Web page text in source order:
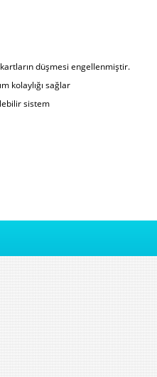
düşmesi engellenmiştir.
kolaylığı sağlar
sistem